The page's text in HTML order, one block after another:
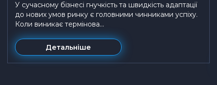
У сучасному бізнесі гнучкість та швидкість адаптації
до нових умов ринку є головними чинниками успіху.
Коли виникає термінова...
Детальніше